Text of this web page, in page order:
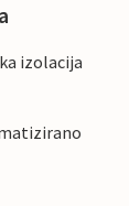
izolacija